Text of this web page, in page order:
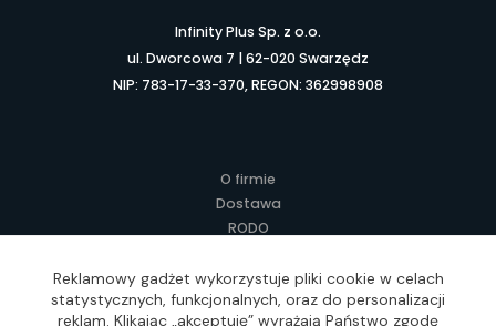
Infinity Plus Sp. z o.o.
ul. Dworcowa 7 | 62-020 Swarzędz
NIP: 783-17-33-370, REGON: 362998908
O firmie
Dostawa
RODO
Regulamin
Lokalne Gadżety Reklamowe
Reklamowy gadżet wykorzystuje pliki cookie w celach
statystycznych, funkcjonalnych, oraz do personalizacji
reklam. Klikając „akceptuję” wyrażają Państwo zgodę